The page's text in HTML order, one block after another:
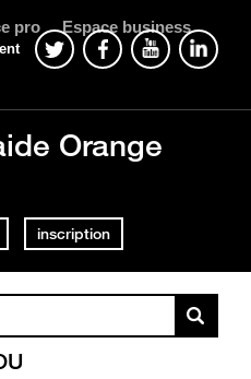
pro Espace business
Orange
inscription